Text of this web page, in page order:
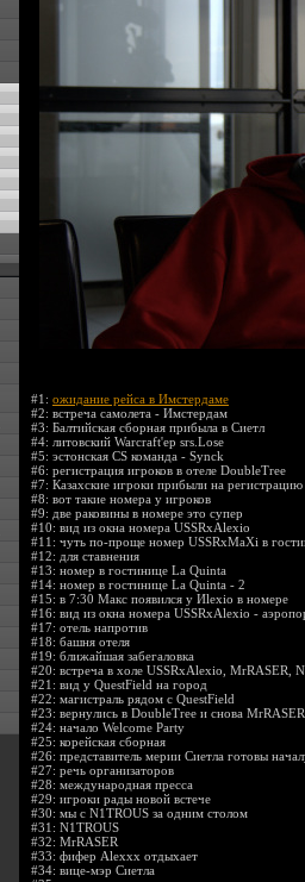
#1: ожидание рейса в Имстердаме
#2: встреча самолета - Имстердам
#3: Балтийская сборная прибыла в Сиетл
#4: литовский Warcraft'ер srs.Lose
#5: эстонская CS команда - Synck
#6: регистрация игроков в отеле DoubleTree
#7: Казахские игроки прибыли на
#8: вот такие номера у игроков
#9: две раковины в номере это супер
#10: вид из окна номера USSRxAlexio
#11: чуть по-проще номер USSRxMaXi в
#12: для ставнения
#13: номер в гостинице La Quinta
#14: номер в гостинице La Quinta - 2
#15: в 7:30 Макс появился у Иlexio в номере
#16: вид из окна номера USSRxAlexio -
#17: отель напротив
#18: башня отеля
#19: ближайшая забегаловка
#20: встреча в холе USSRxAlexio, MrRASER,
#21: вид у QuestField на город
#22: магистраль рядом с QuestField
#23: вернулись в DoubleTree и снова MrRASER
#24: начало Welcome Party
#25: корейская сборная
#26: представитель мерии Сиетла готовы
#27: речь организаторов
#28: международная пресса
#29: игроки рады новой встече
#30: мы с N1TROUS за одним столом
#31: N1TROUS
#32: MrRASER
#33: фифер Alexxx отдыхает
#34: вице-мэр Сиетла